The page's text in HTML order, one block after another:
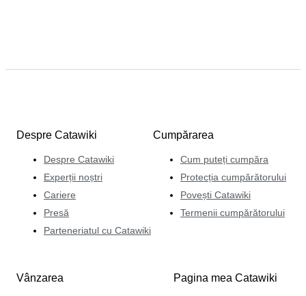
Despre Catawiki
Despre Catawiki
Experții noștri
Cariere
Presă
Parteneriatul cu Catawiki
Cumpărarea
Cum puteți cumpăra
Protecția cumpărătorului
Povești Catawiki
Termenii cumpărătorului
Vânzarea Pagina mea Catawiki